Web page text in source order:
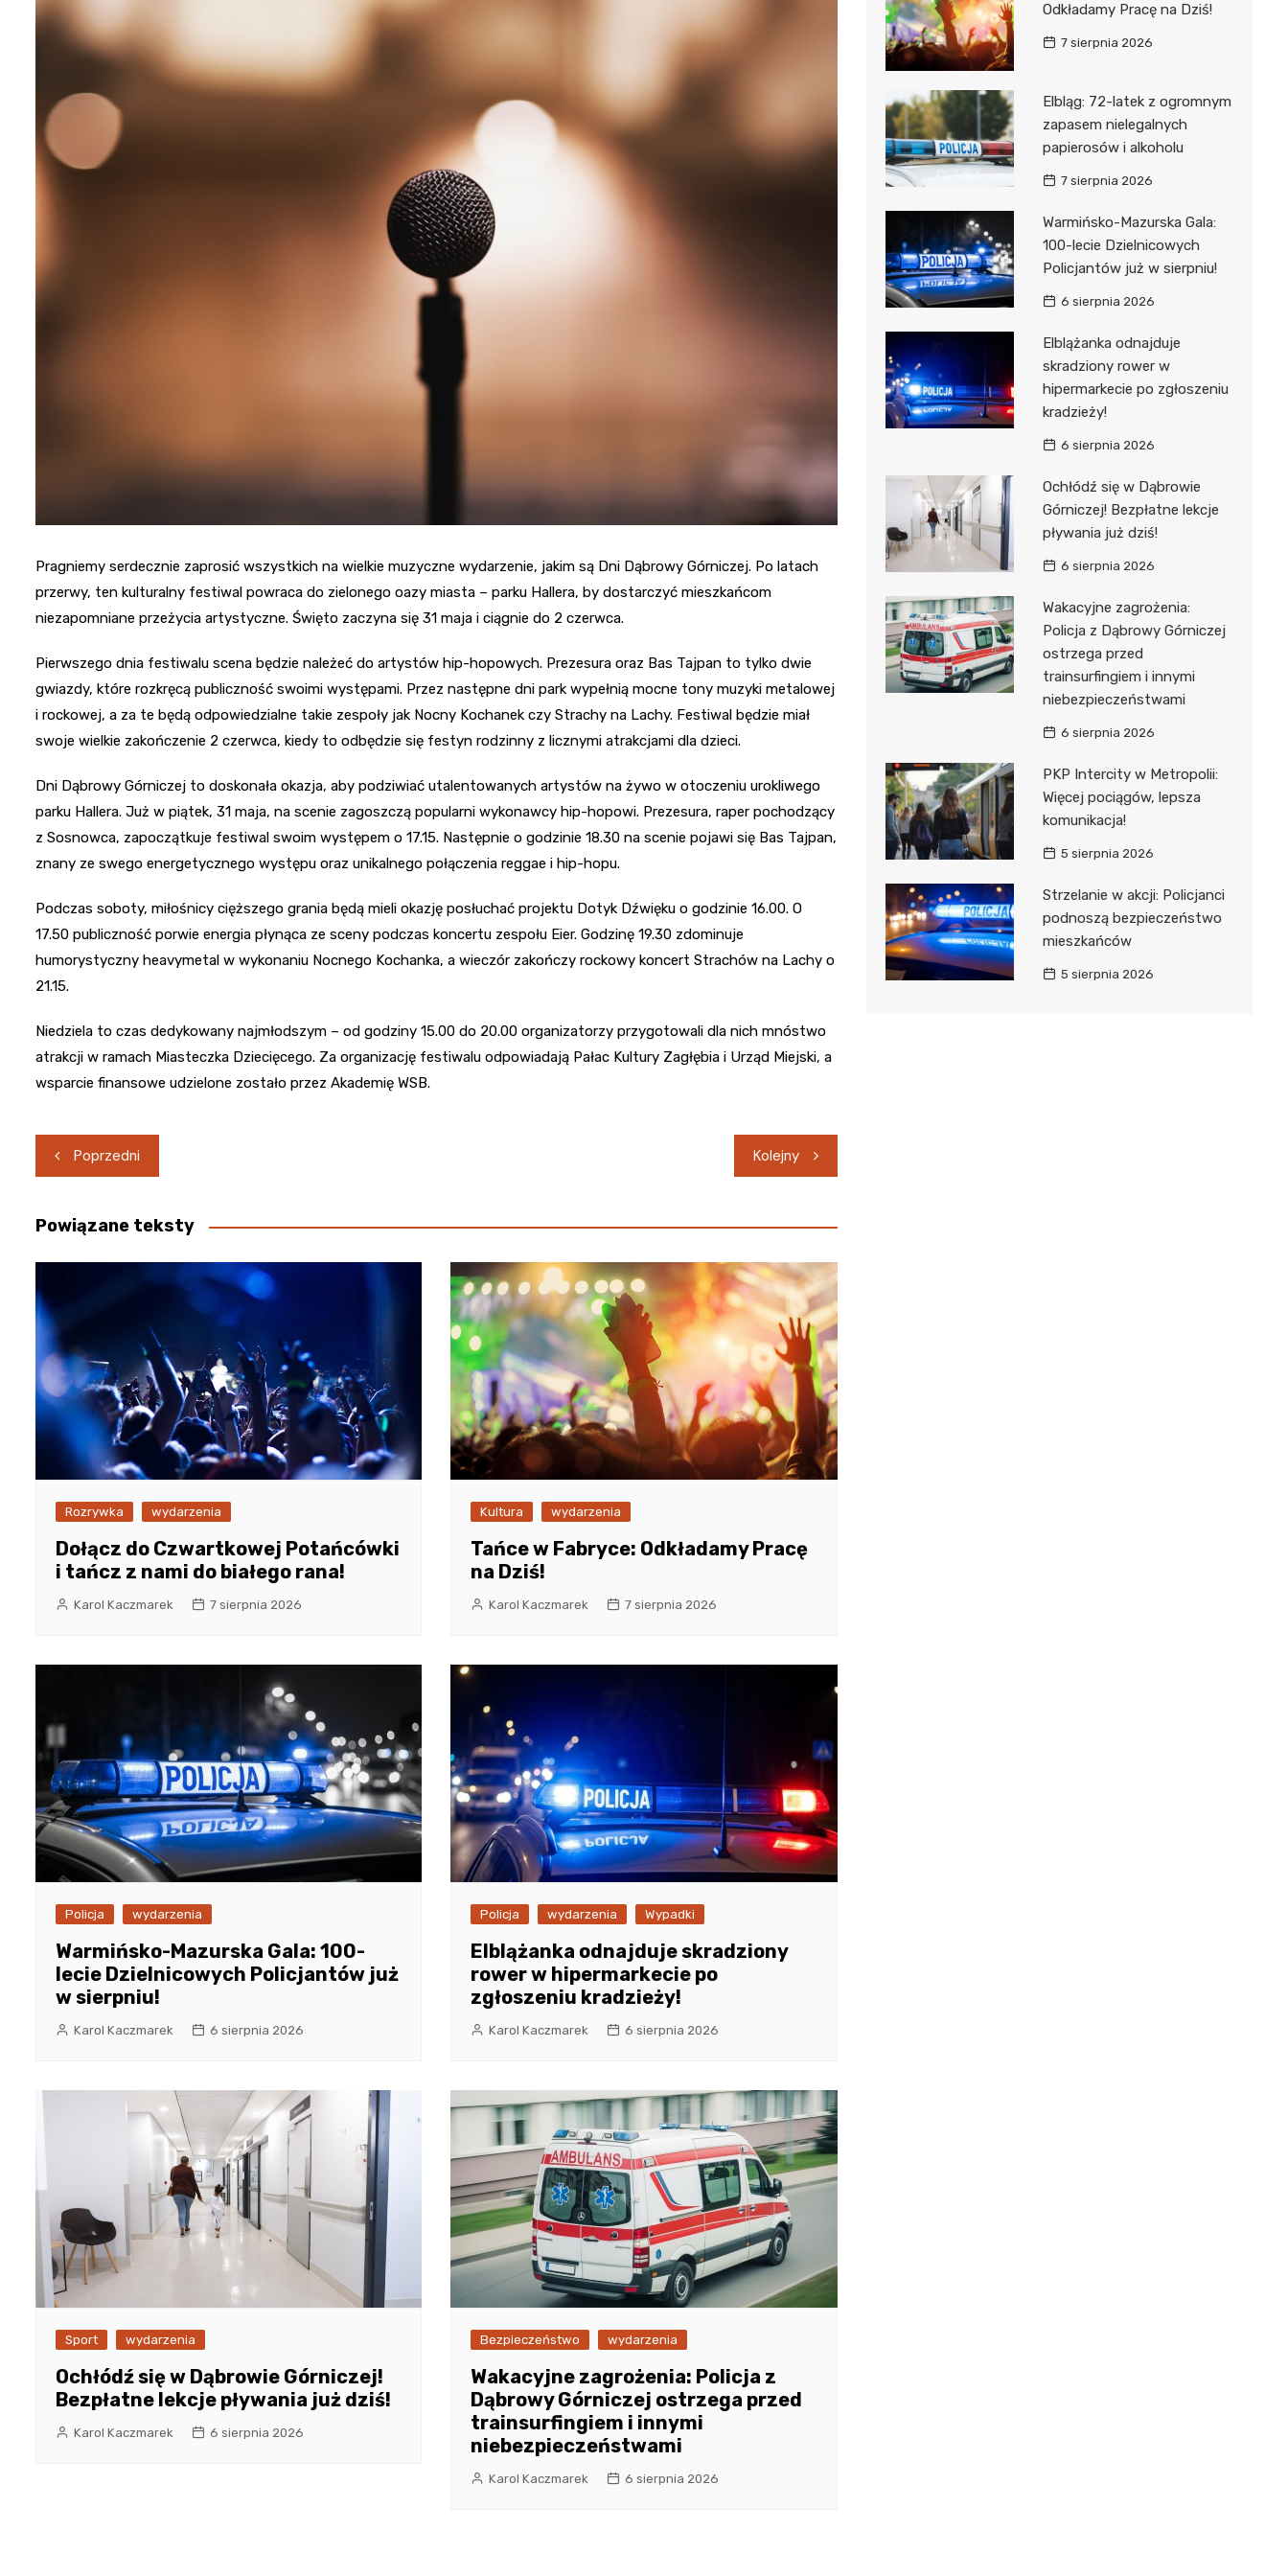
Poczta
Kino
Pragniemy serdecznie zaprosić wszystkich na wielkie muzyczne wydarzenie, jakim są Dni Dąbrowy Górniczej. Po latach
przerwy, ten kulturalny festiwal powraca do zielonego oazy miasta – parku Hallera, by dostarczyć mieszkańcom
niezapomniane przeżycia artystyczne. Święto zaczyna się 31 maja i ciągnie do 2 czerwca.
Pierwszego dnia festiwalu scena będzie należeć do artystów hip-hopowych. Prezesura oraz Bas Tajpan to tylko dwie
gwiazdy, które rozkręcą publiczność swoimi występami. Przez następne dni park wypełnią mocne tony muzyki metalowej
i rockowej, a za te będą odpowiedzialne takie zespoły jak Nocny Kochanek czy Strachy na Lachy. Festiwal będzie miał
swoje wielkie zakończenie 2 czerwca, kiedy to odbędzie się festyn rodzinny z licznymi atrakcjami dla dzieci.
Dni Dąbrowy Górniczej to doskonała okazja, aby podziwiać utalentowanych artystów na żywo w otoczeniu urokliwego
parku Hallera. Już w piątek, 31 maja, na scenie zagoszczą popularni wykonawcy hip-hopowi. Prezesura, raper pochodzący
z Sosnowca, zapoczątkuje festiwal swoim występem o 17.15. Następnie o godzinie 18.30 na scenie pojawi się Bas Tajpan,
znany ze swego energetycznego występu oraz unikalnego połączenia reggae i hip-hopu.
Podczas soboty, miłośnicy cięższego grania będą mieli okazję posłuchać projektu Dotyk Dźwięku o godzinie 16.00. O
17.50 publiczność porwie energia płynąca ze sceny podczas koncertu zespołu Eier. Godzinę 19.30 zdominuje
humorystyczny heavymetal w wykonaniu Nocnego Kochanka, a wieczór zakończy rockowy koncert Strachów na Lachy o
21.15.
Niedziela to czas dedykowany najmłodszym – od godziny 15.00 do 20.00 organizatorzy przygotowali dla nich mnóstwo
atrakcji w ramach Miasteczka Dziecięcego. Za organizację festiwalu odpowiadają Pałac Kultury Zagłębia i Urząd Miejski, a
wsparcie finansowe udzielone zostało przez Akademię WSB.
Nawigacja
wpisu
Poprzedni Kolejny
Powiązane teksty
Rozrywka wydarzenia
Dołącz do Czwartkowej Potańcówki
i tańcz z nami do białego rana!
Karol Kaczmarek 7 sierpnia 2026
Kultura wydarzenia
Tańce w Fabryce: Odkładamy Pracę
na Dziś!
Karol Kaczmarek 7 sierpnia 2026
Policja wydarzenia
Warmińsko-Mazurska Gala: 100-
lecie Dzielnicowych Policjantów już
w sierpniu!
Karol Kaczmarek 6 sierpnia 2026
Policja wydarzenia Wypadki
Elblążanka odnajduje skradziony
rower w hipermarkecie po
zgłoszeniu kradzieży!
Karol Kaczmarek 6 sierpnia 2026
Sport wydarzenia
Ochłódź się w Dąbrowie Górniczej!
Bezpłatne lekcje pływania już dziś!
Karol Kaczmarek 6 sierpnia 2026
Bezpieczeństwo wydarzenia
Wakacyjne zagrożenia: Policja z
Dąbrowy Górniczej ostrzega przed
trainsurfingiem i innymi
niebezpieczeństwami
Karol Kaczmarek 6 sierpnia 2026
Odkładamy Pracę na Dziś!
7 sierpnia 2026
Elbląg: 72-latek z ogromnym
zapasem nielegalnych
papierosów i alkoholu
7 sierpnia 2026
Warmińsko-Mazurska Gala:
100-lecie Dzielnicowych
Policjantów już w sierpniu!
6 sierpnia 2026
Elblążanka odnajduje
skradziony rower w
hipermarkecie po zgłoszeniu
kradzieży!
6 sierpnia 2026
Ochłódź się w Dąbrowie
Górniczej! Bezpłatne lekcje
pływania już dziś!
6 sierpnia 2026
Wakacyjne zagrożenia:
Policja z Dąbrowy Górniczej
ostrzega przed
trainsurfingiem i innymi
niebezpieczeństwami
6 sierpnia 2026
PKP Intercity w Metropolii:
Więcej pociągów, lepsza
komunikacja!
5 sierpnia 2026
Strzelanie w akcji: Policjanci
podnoszą bezpieczeństwo
mieszkańców
5 sierpnia 2026